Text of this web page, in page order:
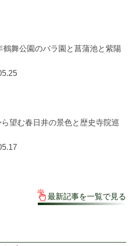
鶴舞公園のバラ園と菖蒲池と紫陽
ら望む春日井の景色と歴史寺院巡
最新記事を一覧で見る